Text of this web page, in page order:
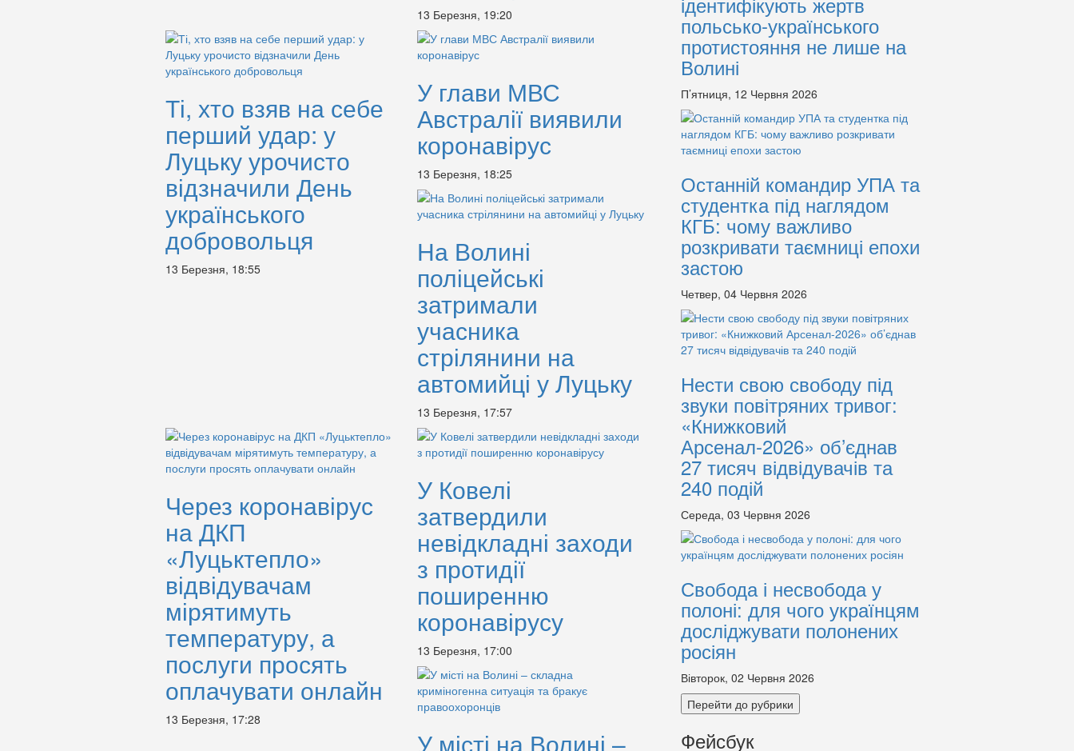
13 Березня, 19:20
Ті, хто взяв на себе
перший удар: у
Луцьку урочисто
відзначили День
українського
добровольця
13 Березня, 18:55
У глави МВС
Австралії виявили
коронавірус
13 Березня, 18:25
На Волині
поліцейські
затримали
учасника
стрілянини на
автомийці у Луцьку
13 Березня, 17:57
Через коронавірус
на ДКП
«Луцьктепло»
відвідувачам
мірятимуть
температуру, а
послуги просять
оплачувати онлайн
13 Березня, 17:28
У Ковелі
затвердили
невідкладні заходи
з протидії
поширенню
коронавірусу
13 Березня, 17:00
У місті на Волині –
польсько-українського
протистояння не лише на
Волині
П’ятниця, 12 Червня 2026
Останній командир УПА та
студентка під наглядом
КГБ: чому важливо
розкривати таємниці епохи
застою
Четвер, 04 Червня 2026
Нести свою свободу під
звуки повітряних тривог:
«Книжковий
Арсенал-2026» об’єднав
27 тисяч відвідувачів та
240 подій
Середа, 03 Червня 2026
Свобода і несвобода у
полоні: для чого українцям
досліджувати полонених
росіян
Вівторок, 02 Червня 2026
Перейти до рубрики
Фейсбук